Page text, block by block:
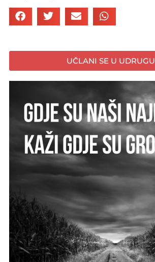
UČLANI SE U UDRUGU